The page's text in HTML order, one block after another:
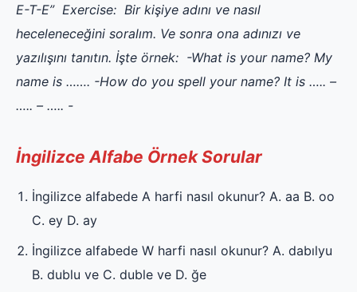
E-T-E” Exercise: Bir kişiye adını ve nasıl
heceleneceğini soralım. Ve sonra ona adınızı ve
yazılışını tanıtın. İşte örnek: -What is your name? My
name is ……. -How do you spell your name? It is ….. –
….. – ….. -
İngilizce Alfabe Örnek Sorular
İngilizce alfabede A harfi nasıl okunur? A. aa B. oo
C. ey D. ay
İngilizce alfabede W harfi nasıl okunur? A. dabılyu
B. dublu ve C. duble ve D. ğe